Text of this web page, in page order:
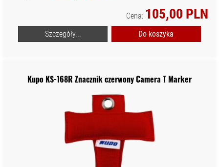
Cena: 105,00 PLN
Szczegóły... Do koszyka
Kupo KS-168R Znacznik czerwony Camera T Marker